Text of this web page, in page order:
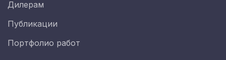
Дилерам
Публикации
Портфолио работ